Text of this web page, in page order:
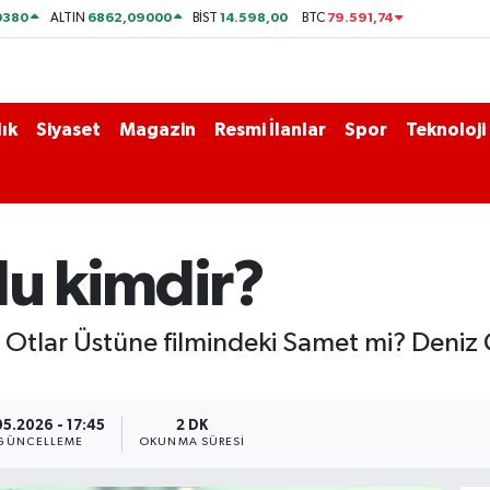
ALTIN 6862,09000 BİST14.598,00 BTC 79.591,74
Siyaset Magazin Resmi İlanlar Spor Teknoloji
kimdir?
Otlar Üstüne filmindeki Samet mi?
- 17:45 2 DK
OKUNMA SÜRESI